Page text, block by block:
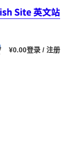
¥0.00登录 / 注册